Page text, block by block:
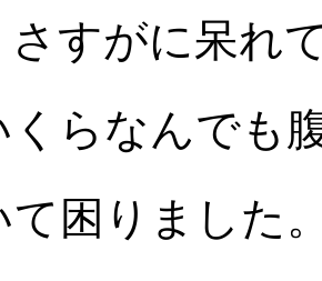
さすがに呆れ
くらなんでも
て困りました